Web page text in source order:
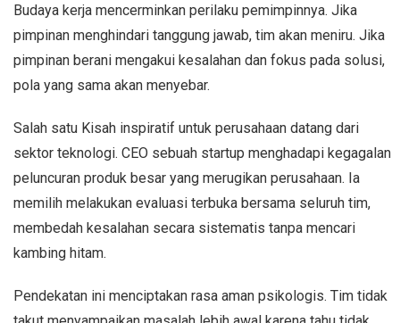
Budaya kerja mencerminkan perilaku pemimpinnya. Jika
pimpinan menghindari tanggung jawab, tim akan meniru. Jika
pimpinan berani mengakui kesalahan dan fokus pada solusi,
pola yang sama akan menyebar.
Salah satu Kisah inspiratif untuk perusahaan datang dari
sektor teknologi. CEO sebuah startup menghadapi kegagalan
peluncuran produk besar yang merugikan perusahaan. Ia
memilih melakukan evaluasi terbuka bersama seluruh tim,
membedah kesalahan secara sistematis tanpa mencari
kambing hitam.
Pendekatan ini menciptakan rasa aman psikologis. Tim tidak